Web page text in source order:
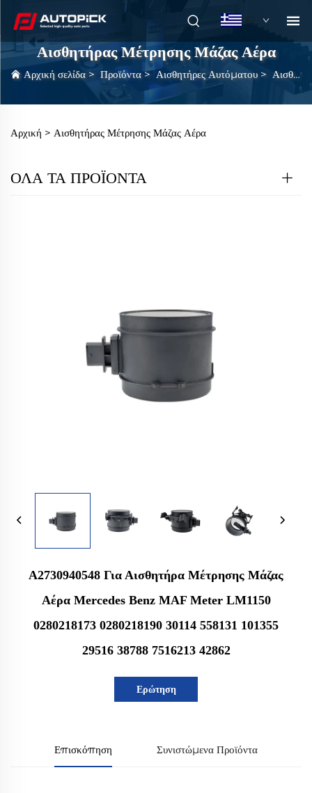
EL
Αισθητήρας Μέτρησης Μάζας Αέρα
Αρχική σελίδα > Προϊόντα>Αισθητήρες Αυτόματου > Αισθητήρας Μέτρησης Μάζας Αέρα
Αρχική > Αισθητήρας Μέτρησης Μάζας Αέρα
ΟΛΑ ΤΑ ΠΡΟΪΟΝΤΑ
A2730940548 Για Αισθητήρα Μέτρησης Μάζας
Αέρα Mercedes Benz MAF Meter LM1150
0280218173 0280218190 30114 558131 101355
29516 38788 7516213 42862
Ερώτηση
Επισκόπηση Συνιστώμενα Προϊόντα